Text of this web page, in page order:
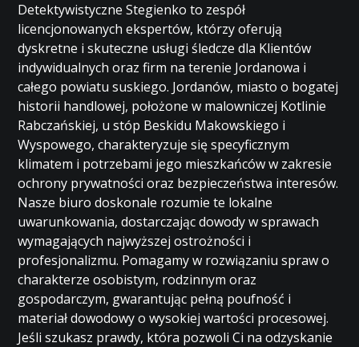
Detektywistyczne Stegienko to zespół
licencjonowanych ekspertów, którzy oferują
dyskretne i skuteczne usługi śledcze dla Klientów
indywidualnych oraz firm na terenie Jordanowa i
całego powiatu suskiego. Jordanów, miasto o bogatej
historii handlowej, położone w malowniczej Kotlinie
Rabczańskiej, u stóp Beskidu Makowskiego i
Wyspowego, charakteryzuje się specyficznym
klimatem i potrzebami jego mieszkańców w zakresie
ochrony prywatności oraz bezpieczeństwa interesów.
Nasze biuro doskonale rozumie te lokalne
uwarunkowania, dostarczając dowody w sprawach
wymagających najwyższej ostrożności i
profesjonalizmu. Pomagamy w rozwiązaniu spraw o
charakterze osobistym, rodzinnym oraz
gospodarczym, gwarantując pełną poufność i
materiał dowodowy o wysokiej wartości procesowej.
Jeśli szukasz prawdy, która pozwoli Ci na odzyskanie